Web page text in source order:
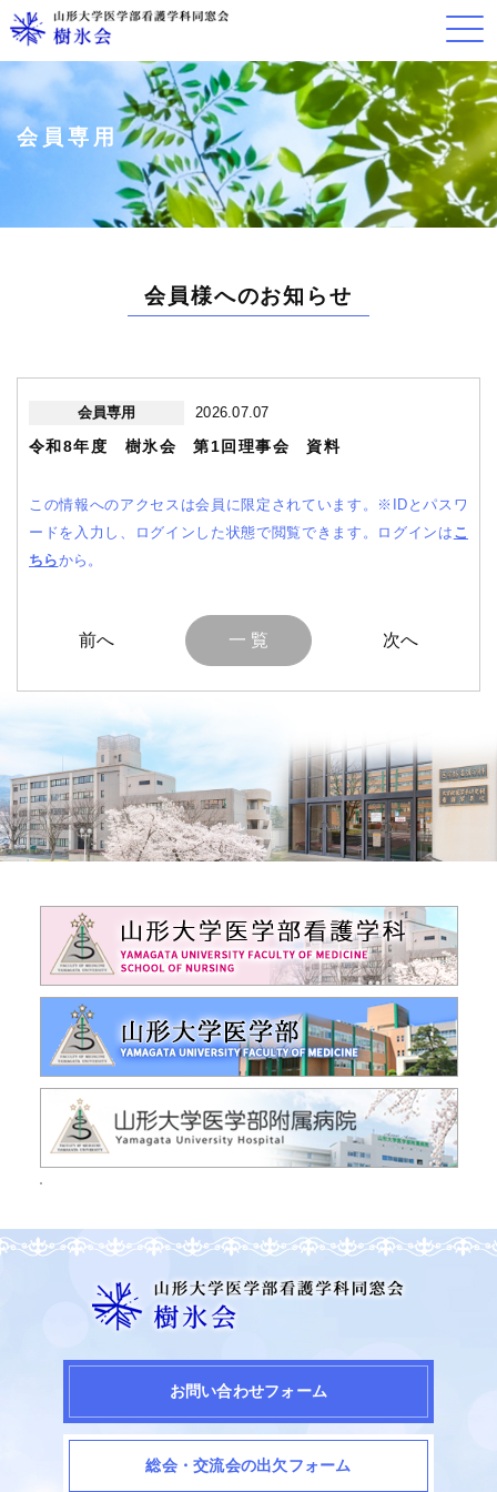
会員専用
会員様へのお知らせ
会員専用 2026.07.07
令和8年度 樹氷会 第1回理事会 資料
この情報へのアクセスは会員に限定されています。
※IDとパスワ
ードを入力し、ログインした状態で閲覧できます。
ログインは こ
ちらから。
一 覧
お問い合わせフォーム
総会・交流会の出欠フォーム